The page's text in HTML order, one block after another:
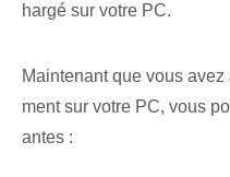
hargé sur votre PC.​
Maintenant que vous
ment sur votre PC, vous
antes :